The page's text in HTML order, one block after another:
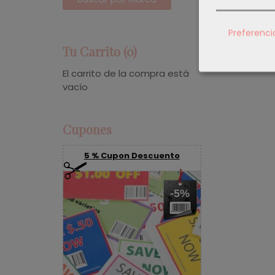
Tu Carrito (0)
El carrito de la compra está
vacío
Cupones
5 % Cupon Descuento
-5%